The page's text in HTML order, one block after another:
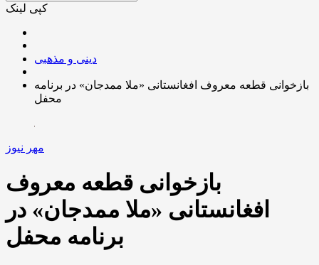
کپی لینک
دینی و مذهبی
بازخوانی قطعه معروف افغانستانی «ملا ممدجان» در برنامه
محفل
مهر نیوز
بازخوانی قطعه معروف
افغانستانی «ملا ممدجان» در
برنامه محفل